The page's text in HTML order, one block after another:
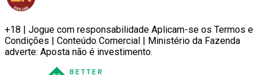
+18 | Jogue com responsabilidade Aplicam-se os Termos e
Condições | Conteúdo Comercial | Ministério da Fazenda
adverte: Aposta não é investimento.